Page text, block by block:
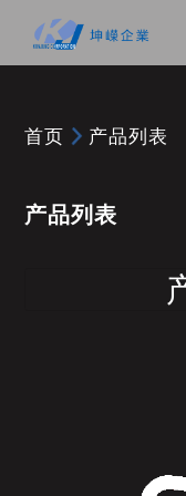
首页 产品列表
产品列表